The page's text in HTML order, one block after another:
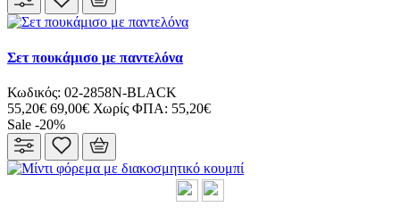
Σετ πουκάμισο με παντελόνα
Κωδικός: 02-2858N-BLACK
55,20€ 69,00€ Χωρίς ΦΠΑ: 55,20€
Sale -20%